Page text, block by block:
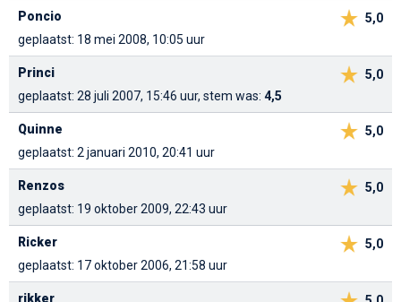
5,0
Poncio
geplaatst: 18 mei 2008, 10:05 uur
5,0
Princi
geplaatst: 28 juli 2007, 15:46 uur, stem was: 4,5
5,0
Quinne
geplaatst: 2 januari 2010, 20:41 uur
5,0
Renzos
geplaatst: 19 oktober 2009, 22:43 uur
5,0
Ricker
geplaatst: 17 oktober 2006, 21:58 uur
rikker